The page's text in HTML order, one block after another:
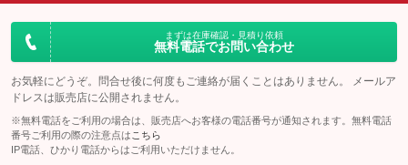
まずは在庫確認・見積り依頼
無料電話でお問い合わせ
お気軽にどうぞ。問合せ後に何度もご連絡が届くことはありません。 メールア
ドレスは販売店に公開されません。
※無料電話をご利用の場合は、販売店へお客様の電話番号が通知されます。無料電話
番号ご利用の際の注意点は こちら
IP電話、ひかり電話からはご利用いただけません。